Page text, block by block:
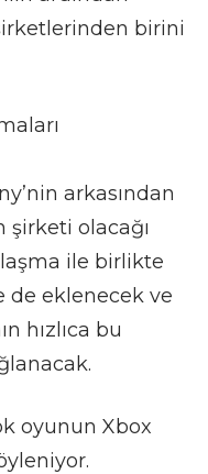
birini
arkasından
şirketi olacağı
ile birlikte
de eklenecek ve
hızlıca bu
oyunun Xbox